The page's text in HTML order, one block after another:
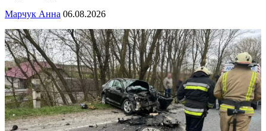
Марчук Анна 06.08.2026